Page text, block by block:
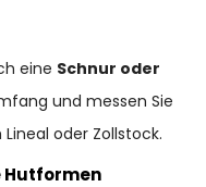
eine Schnur oder
und messen Sie
oder Zollstock.
Hutformen